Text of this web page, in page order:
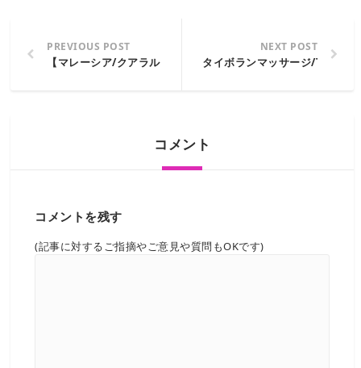
PREVIOUS POST
【マレーシア/クアラルンプール】一番の観光名ペトロナスツ
NEXT POST
タイボランマッサージ/THAI
コメント
コメントを残す
(記事に対するご指摘やご意見や質問もOKです)